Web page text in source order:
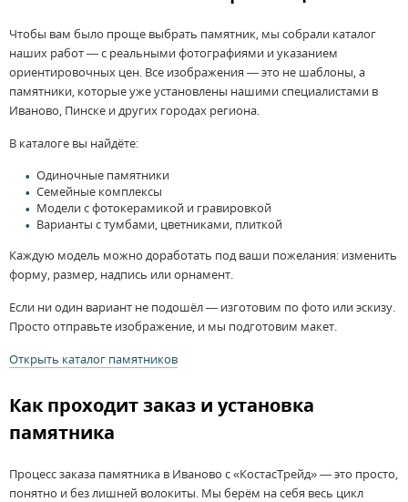
Чтобы вам было проще выбрать памятник, мы собрали каталог
наших работ — с реальными фотографиями и указанием
ориентировочных цен. Все изображения — это не шаблоны, а
памятники, которые уже установлены нашими специалистами в
Иваново, Пинске и других городах региона.
В каталоге вы найдёте:
Одиночные памятники
Семейные комплексы
Модели с фотокерамикой и гравировкой
Варианты с тумбами, цветниками, плиткой
Каждую модель можно доработать под ваши пожелания: изменить
форму, размер, надпись или орнамент.
Если ни один вариант не подошёл — изготовим по фото или эскизу.
Просто отправьте изображение, и мы подготовим макет.
Открыть каталог памятников
Как проходит заказ и установка
памятника
Процесс заказа памятника в Иваново с «КостасТрейд» — это просто,
понятно и без лишней волокиты. Мы берём на себя весь цикл